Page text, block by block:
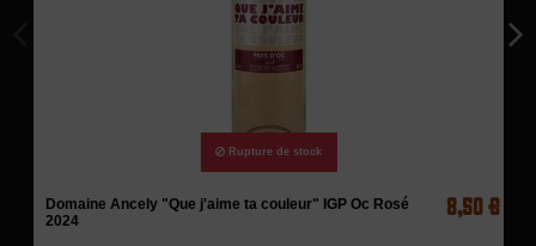
Rupture de stock
Domaine Ancely "Que j'aime ta couleur" IGP Oc Rosé
2024
8,50 €